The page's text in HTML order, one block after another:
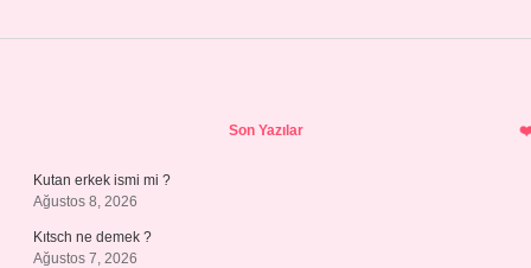
Son Yazılar
Kutan erkek ismi mi ?
Ağustos 8, 2026
Kıtsch ne demek ?
Ağustos 7, 2026